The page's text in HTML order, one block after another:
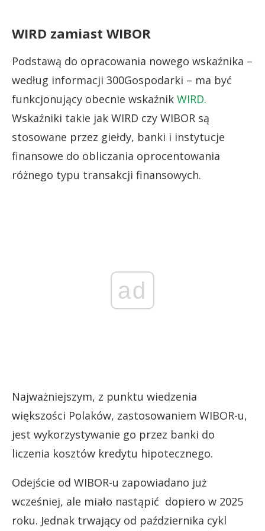
WIRD zamiast WIBOR
Podstawą do opracowania nowego wskaźnika –
według informacji 300Gospodarki – ma być
funkcjonujący obecnie wskaźnik WIRD.
Wskaźniki takie jak WIRD czy WIBOR są
stosowane przez giełdy, banki i instytucje
finansowe do obliczania oprocentowania
różnego typu transakcji finansowych.
ad
Najważniejszym, z punktu wiedzenia
większości Polaków, zastosowaniem WIBOR-u,
jest wykorzystywanie go przez banki do
liczenia kosztów kredytu hipotecznego.
Odejście od WIBOR-u zapowiadano już
wcześniej, ale miało nastąpić dopiero w 2025
roku. Jednak trwający od października cykl